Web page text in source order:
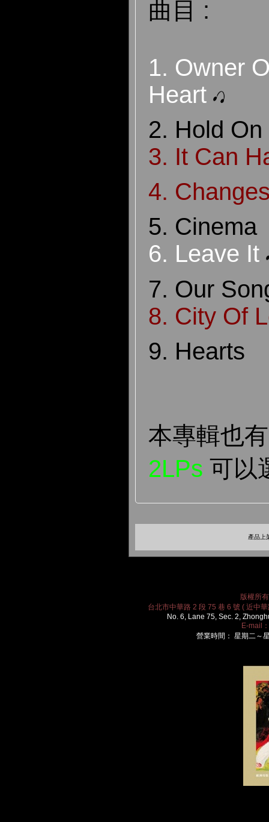
曲目 :
1. Owner
Heart
2. Hold On
3. It Can
4.
5. Cinema
6. Leave It
7. Our
8. City Of
9. Hearts
本專輯也
2LPs 可
產品上
版權所
台北市中華路 2 段 75 巷 6 號 ( 近中
No. 6, Lane 75, Sec. 2,
E-mail：
營業時間： 星期二～